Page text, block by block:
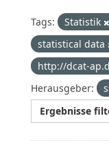
Tags: Statistik
statistical data
http://dcat-
Herausgeber:
Ergebnisse